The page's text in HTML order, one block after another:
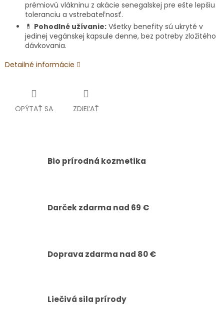
prémiovú vlákninu z akácie senegalskej pre ešte lepšiu
toleranciu a vstrebateľnosť.
💊 Pohodlné užívanie: Všetky benefity sú ukryté v
jedinej vegánskej kapsule denne, bez potreby zložitého
dávkovania.
Detailné informácie
OPÝTAŤ SA ZDIEĽAŤ
Bio prírodná kozmetika
Darček zdarma nad 69 €
Doprava zdarma nad 80 €
Liečivá sila prírody